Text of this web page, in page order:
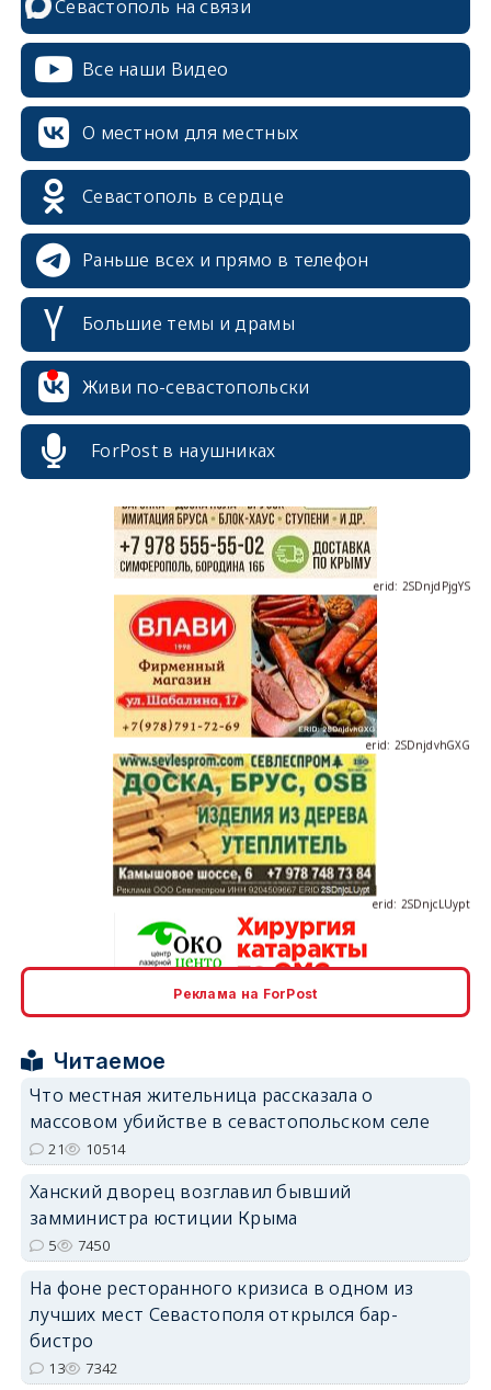
Севастополь на связи
Все наши Видео
О местном для местных
Севастополь в сердце
Раньше всех и прямо в телефон
Большие темы и драмы
Живи по-севастопольски
ForPost в наушниках
erid: 2SDnjcrDNw6
erid: 2SDnjdvhGXG
erid: 2SDnjdPjgYS
erid: 2SDnjdvhGXG
Реклама на ForPost
Читаемое
Что местная жительница рассказала о
массовом убийстве в севастопольском селе
21 10514
Ханский дворец возглавил бывший
замминистра юстиции Крыма
5 7450
На фоне ресторанного кризиса в одном из
лучших мест Севастополя открылся бар-
бистро
13 7342